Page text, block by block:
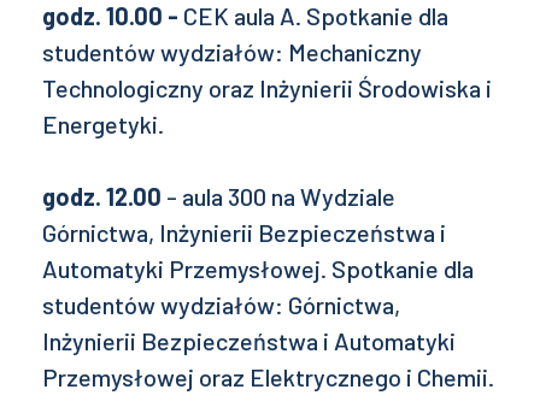
godz. 10.00 - CEK aula A. Spotkanie dla
studentów wydziałów: Mechaniczny
Technologiczny oraz Inżynierii Środowiska i
Energetyki.
godz. 12.00 - aula 300 na Wydziale
Górnictwa, Inżynierii Bezpieczeństwa i
Automatyki Przemysłowej. Spotkanie dla
studentów wydziałów: Górnictwa,
Inżynierii Bezpieczeństwa i Automatyki
Przemysłowej oraz Elektrycznego i Chemii.